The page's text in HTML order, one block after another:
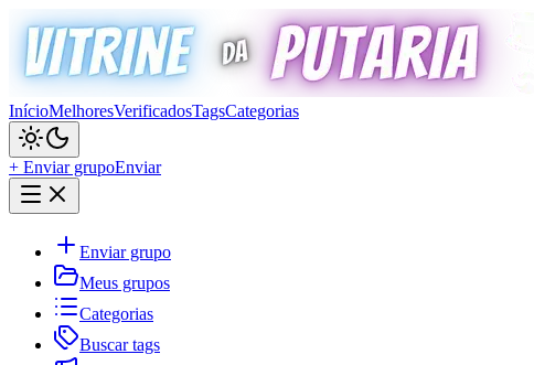
InícioMelhoresVerificadosTagsCategorias
+ Enviar grupoEnviar
Enviar grupo
Meus grupos
Categorias
Buscar tags